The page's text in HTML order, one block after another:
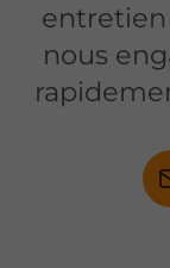
entretien
nous